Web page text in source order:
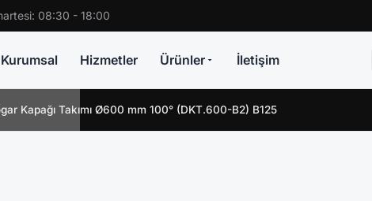
08:30 - 18:00
Kurumsal Hizmetler Ürünler İletişim
Kapağı Takımı Ø600 mm 100° (DKT.600-B2) B125